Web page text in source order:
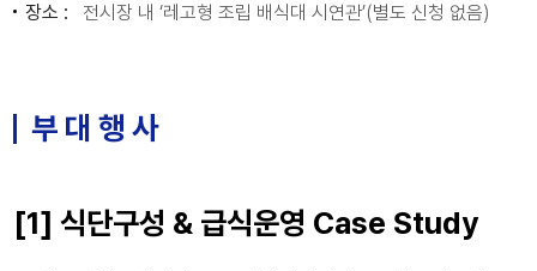
장소 :
전시장 내 ‘레고형 조립 배식대 시연관’(별도 신청 없음)
부 대 행 사
[1] 식단구성 & 급식운영 Case Study